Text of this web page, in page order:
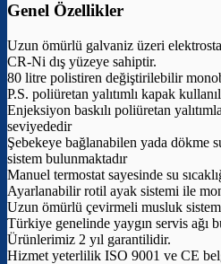
Genel Özellikler
Uzun ömürlü galvaniz üzeri
CR-Ni dış yüzeye sahiptir.
80 litre polistiren değiştirilebilir
P.S. poliüretan yalıtımlı kapak
Enjeksiyon baskılı poliüretan
seviyededir
Şebekeye bağlanabilen yada dökme
sistem bulunmaktadır
Manuel termostat sayesinde su
Ayarlanabilir rotil ayak sistemi ile
Uzun ömürlü çevirmeli musluk
Türkiye genelinde yaygın servis ağı
Ürünlerimiz 2 yıl garantilidir.
Hizmet yeterlilik ISO 9001 ve CE